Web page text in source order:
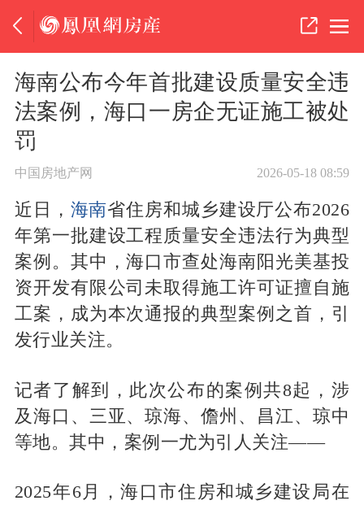
海南公布今年首批建设质量安全违
法案例，海口一房企无证施工被处
罚
中国房地产网 2026-05-18 08:59
近日， 海南省住房和城乡建设厅公布2026
年第一批建设工程质量安全违法行为典型
案例。其中，海口市查处海南阳光美基投
资开发有限公司未取得施工许可证擅自施
工案，成为本次通报的典型案例之首，引
发行业关注。
记者了解到，此次公布的案例共8起，涉
及海口、三亚、琼海、儋州、昌江、琼中
等地。其中，案例一尤为引人关注——
2025年6月，海口市住房和城乡建设局在